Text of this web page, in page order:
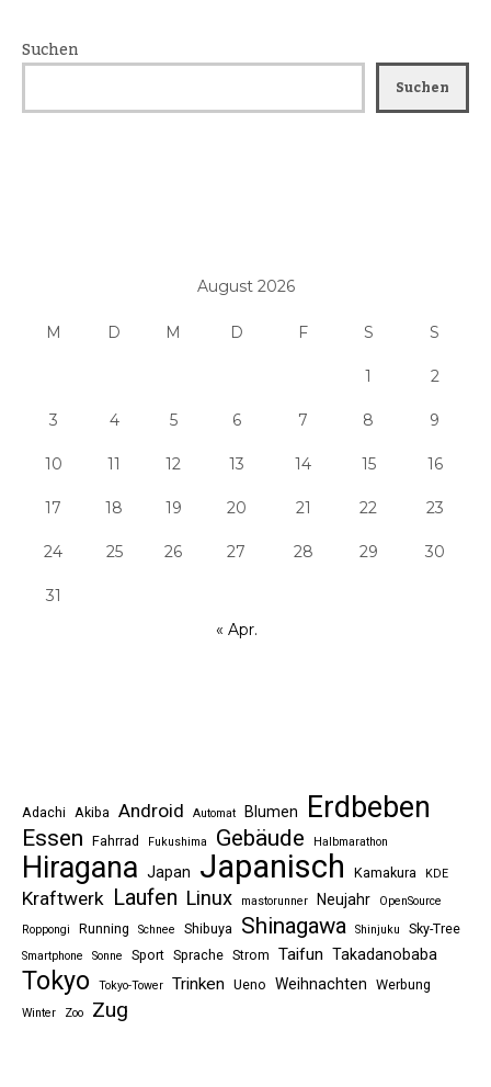
Suchen
Suchen
August 2026
M D M D F S S
1 2
3 4 5 6 7 8 9
10 11 12 13 14 15 16
17 18 19 20 21 22 23
24 25 26 27 28 29 30
31
« Apr.
Adachi Akiba Android Automat Blumen Erdbeben
Essen Fahrrad Fukushima Gebäude Halbmarathon
Hiragana Japan Japanisch Kamakura KDE
Kraftwerk Laufen Linux mastorunner Neujahr
OpenSource
Roppongi
Running Schnee Shibuya Shinagawa Shinjuku Sky-Tree
Smartphone Sonne Sport Sprache Strom Taifun Takadanobaba
Tokyo Tokyo-Tower Trinken Ueno Weihnachten Werbung
Winter Zoo Zug